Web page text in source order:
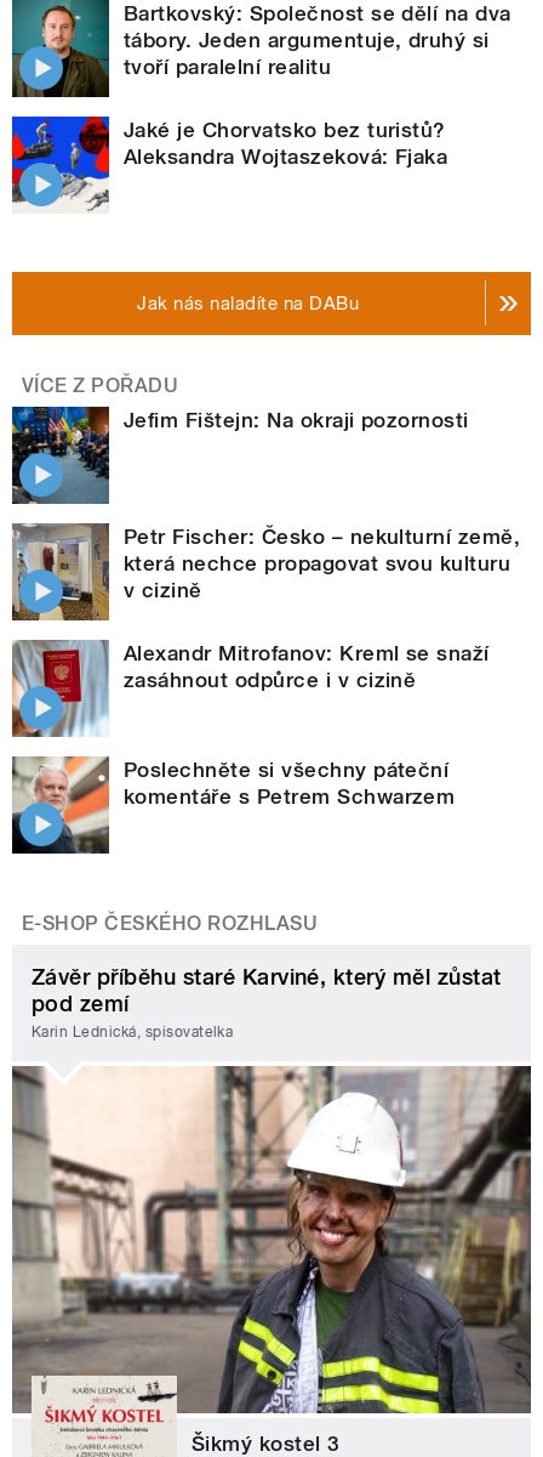
Bartkovský: Společnost se dělí na dva
tábory. Jeden argumentuje, druhý si
tvoří paralelní realitu
Jaké je Chorvatsko bez turistů?
Aleksandra Wojtaszeková: Fjaka
Jak nás naladíte na DABu
VÍCE Z POŘADU
Jefim Fištejn: Na okraji pozornosti
Petr Fischer: Česko – nekulturní země,
která nechce propagovat svou kulturu
v cizině
Alexandr Mitrofanov: Kreml se snaží
zasáhnout odpůrce i v cizině
Poslechněte si všechny páteční
komentáře s Petrem Schwarzem
E-SHOP ČESKÉHO ROZHLASU
Závěr příběhu staré Karviné, který měl zůstat
pod zemí
Karin Lednická, spisovatelka
Šikmý kostel 3